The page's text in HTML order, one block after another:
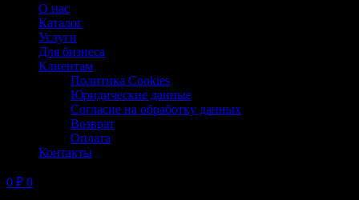
О нас
Каталог
Услуги
Для бизнеса
Клиентам
Политика Cookies
Юридические данные
Согласие на обработку данных
Возврат
Оплата
Контакты
0 ₽ 0